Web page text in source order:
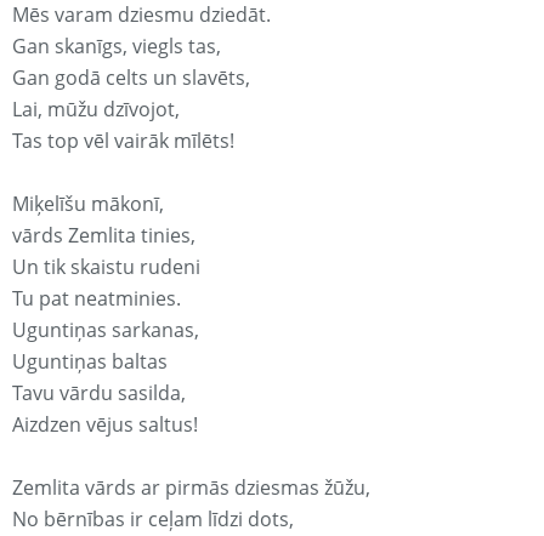
Mēs varam dziesmu dziedāt.
Gan skanīgs, viegls tas,
Gan godā celts un slavēts,
Lai, mūžu dzīvojot,
Tas top vēl vairāk mīlēts!
Miķelīšu mākonī,
vārds Zemlita tinies,
Un tik skaistu rudeni
Tu pat neatminies.
Uguntiņas sarkanas,
Uguntiņas baltas
Tavu vārdu sasilda,
Aizdzen vējus saltus!
Zemlita vārds ar pirmās dziesmas žūžu,
No bērnības ir ceļam līdzi dots,